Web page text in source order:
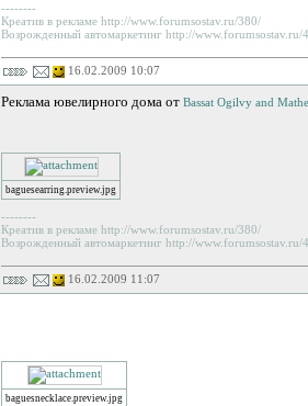
--------
Креатив в рекламе http://www.forumsostav.ru/380/
Возрожденный автомаркетинг http://www.forumsostav.ru/
16.02.2009 10:07
Реклама ювелирного дома от Bassat Ogilvy and
baguesearring.preview.jpg
--------
Креатив в рекламе http://www.forumsostav.ru/380/
Возрожденный автомаркетинг http://www.forumsostav.ru/
16.02.2009 11:07
baguesnecklace.preview.jpg